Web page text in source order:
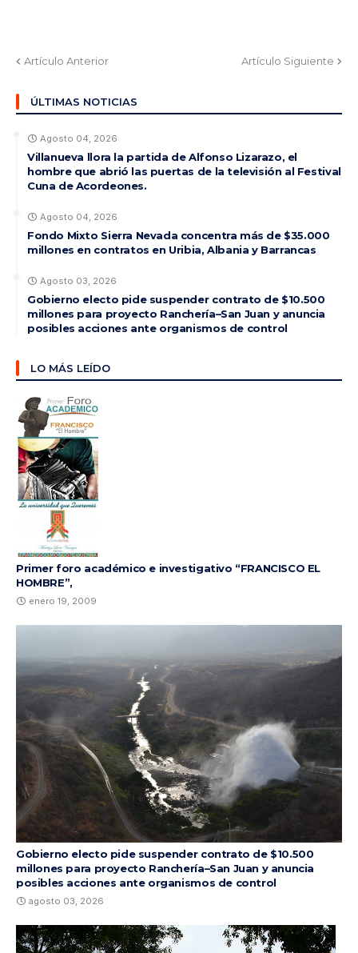
Artículo Anterior Artículo Siguiente
ÚLTIMAS NOTICIAS
Agosto 04, 2026
Villanueva llora la partida de Alfonso Lizarazo, el
hombre que abrió las puertas de la televisión al Festival
Cuna de Acordeones.
Agosto 04, 2026
Fondo Mixto Sierra Nevada concentra más de $35.000
millones en contratos en Uribia, Albania y Barrancas
Agosto 03, 2026
Gobierno electo pide suspender contrato de $10.500
millones para proyecto Ranchería–San Juan y anuncia
posibles acciones ante organismos de control
LO MÁS LEÍDO
Primer foro académico e investigativo “FRANCISCO EL
HOMBRE”,
enero 19, 2009
Gobierno electo pide suspender contrato de $10.500
millones para proyecto Ranchería–San Juan y anuncia
posibles acciones ante organismos de control
agosto 03, 2026